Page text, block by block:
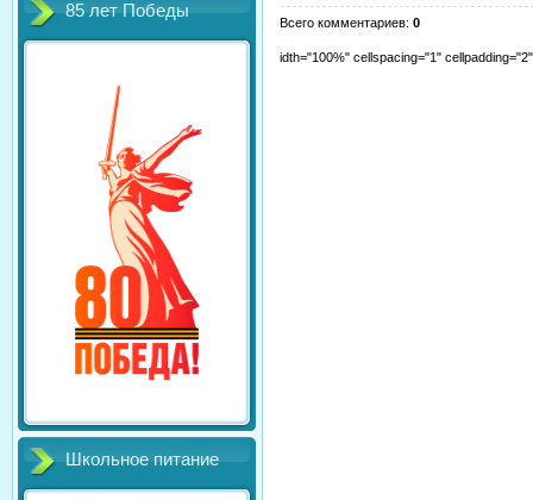
85 лет Победы
Школьное питание
Всего комментариев: 0
idth="100%" cellspacing="1"